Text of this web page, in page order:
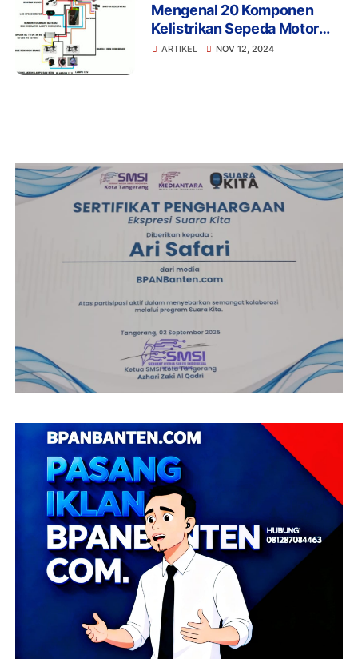
Mengenal 20 Komponen
Kelistrikan Sepeda Motor
dan Fungsinya
ARTIKEL NOV 12, 2024